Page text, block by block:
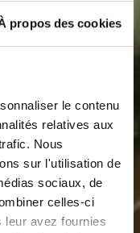
propos des cookies
le contenu
relatives aux
Nous
sur l'utilisation de
sociaux, de
celles-ci
leur avez fournies